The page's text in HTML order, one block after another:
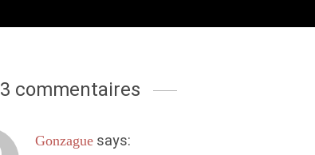
3 commentaires
Gonzague says: